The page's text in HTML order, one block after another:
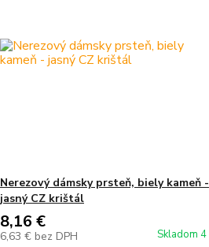
Nerezový dámsky prsteň, biely kameň -
jasný CZ krištál
8,16 €
6,63 € bez DPH Skladom 4